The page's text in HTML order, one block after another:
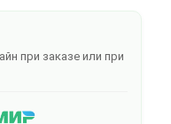
при заказе или при